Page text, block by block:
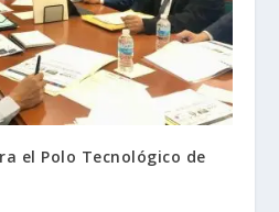
el Polo Tecnológico de